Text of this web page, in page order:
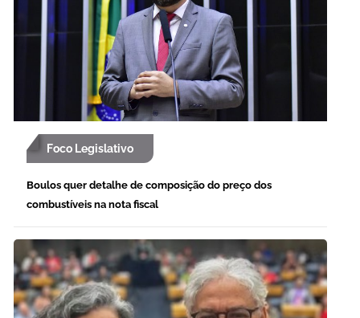
Foco Legislativo
Boulos quer detalhe de composição do preço dos
combustíveis na nota fiscal